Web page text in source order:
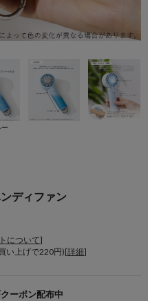
ディファン
について]
い上げで220円)[詳細]
ーポン配布中